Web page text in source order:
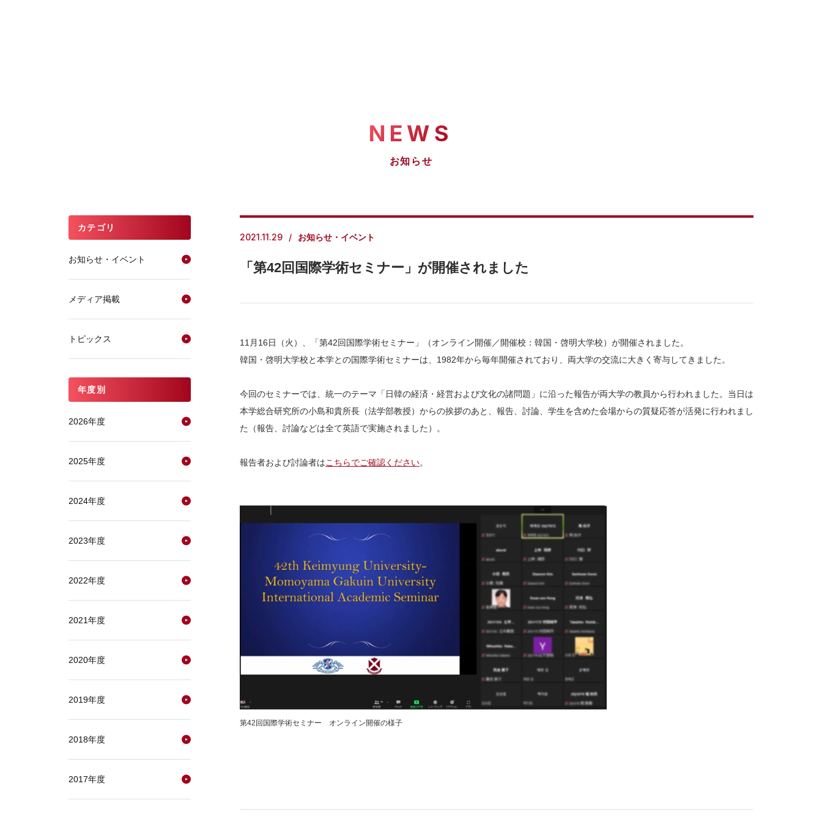
NEWS
お知らせ
2021.11.29 お知らせ・イベント
「第42回国際学術セミナー」が開催されました
11月16日（火）、「第42回国際学術セミナー」（オンライン開催／開催校：韓国・啓明大学校）が開催されました。
韓国・啓明大学校と本学との国際学術セミナーは、1982年から毎年開催されており、両大学の交流に大きく寄与してきました。
今回のセミナーでは、統一のテーマ「日韓の経済・経営および文化の諸問題」に沿った報告が両大学の教員から行われました。当日は
本学総合研究所の小島和貴所長（法学部教授）からの挨拶のあと、報告、討論、学生を含めた会場からの質疑応答が活発に行われまし
た（報告、討論などは全て英語で実施されました）。
報告者および討論者はこちらでご確認ください。
第42回国際学術セミナー オンライン開催の様子
カテゴリ
お知らせ・イベント
メディア掲載
トピックス
年度別
2026年度
2025年度
2024年度
2023年度
2022年度
2021年度
2020年度
2019年度
2018年度
2017年度